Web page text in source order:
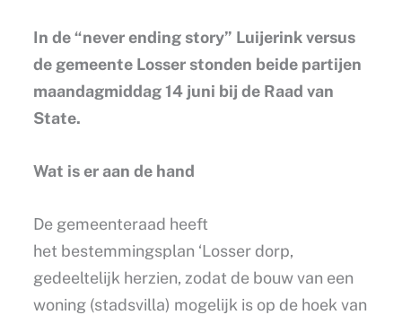
In de “never ending story” Luijerink versus
de gemeente Losser stonden beide partijen
maandagmiddag 14 juni bij de Raad van
State.
Wat is er aan de hand
De gemeenteraad heeft
het bestemmingsplan ‘Losser dorp,
gedeeltelijk herzien, zodat de bouw van een
woning (stadsvilla) mogelijk is op de hoek van